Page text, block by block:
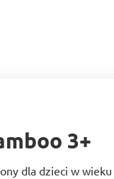
3+
dla dzieci w wieku